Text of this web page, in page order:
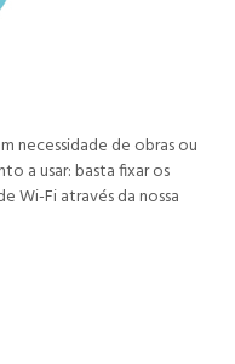
necessidade de obras ou
a usar: basta fixar os
Wi-Fi através da nossa